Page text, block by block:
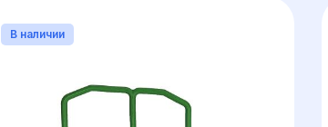
В наличии